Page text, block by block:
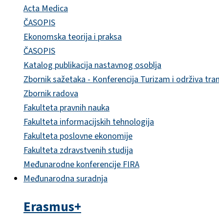
Acta Medica
ČASOPIS
Ekonomska teorija i praksa
ČASOPIS
Katalog publikacija nastavnog osoblja
Zbornik sažetaka - Konferencija Turizam i održiva
Zbornik radova
Fakulteta pravnih nauka
Fakulteta informacijskih tehnologija
Fakulteta poslovne ekonomije
Fakulteta zdravstvenih studija
Međunarodne konferencije FIRA
Međunarodna suradnja
Erasmus+